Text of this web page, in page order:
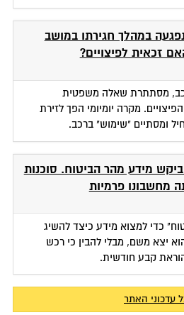
במהלך חגירתו במושב
זכאית לפיצויים?
רכב, מסתתרת שאלה משפטית
מקרה יומיומי הפך לזירת
ומסתיים "שימוש" ברכב.
מידע מהר הביטוח. סוכנות
מחשבונו פרמיות
כדי למצוא מידע כיצד להשיג
יצא משם, מבלי להבין כי רכש
קבע חודשית.
עדכוני האתר